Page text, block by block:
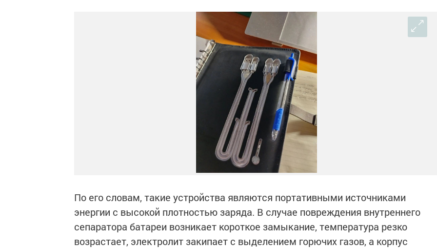
По его словам, такие устройства являются портативными источниками
энергии с высокой плотностью заряда. В случае повреждения внутреннего
сепаратора батареи возникает короткое замыкание, температура резко
возрастает, электролит закипает с выделением горючих газов, а корпус